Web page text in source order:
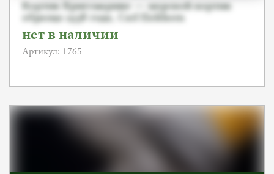
Кортик Кригсмарине — морской кортик
образца 1938 года, Carl Eickhorn
нет в наличии
Артикул: 1765